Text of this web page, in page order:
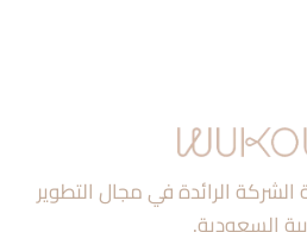
الرائدة في مجال التطوير